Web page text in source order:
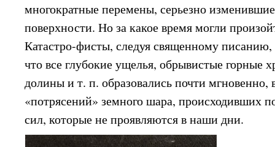
многократные перемены, серьезно
поверхности. Но за какое время могли
Катастро-фисты, следуя священному писанию,
что все глубокие ущелья, обрывистые горные
долины и т. п. образовались почти мгновенно,
«потрясений» земного шара, происходивших
сил, которые не проявляются в наши дни.